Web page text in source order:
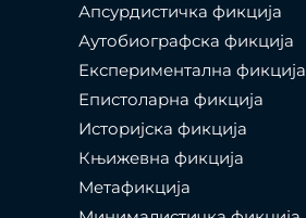
Апсурдистичка фикција
Аутобиографска фикција
Експериментална фикција
Епистоларна фикција
Историјска фикција
Књижевна фикција
Метафикција